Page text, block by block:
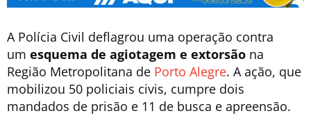
A Polícia Civil deflagrou uma operação contra
um esquema de agiotagem e extorsão na
Região Metropolitana de Porto Alegre. A ação, que
mobilizou 50 policiais civis, cumpre dois
mandados de prisão e 11 de busca e apreensão.